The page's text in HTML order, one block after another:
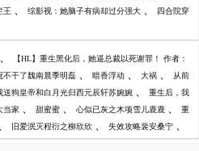
王 、 综影视：她脑子有病却过分强大 、 四合院穿
、 【HL】重生黑化后，她逼总裁以死谢罪！ 作者：
不干了魏南晨季明磊 、 暗香浮动 、 大祸 、 从前
送狗皇帝和白月光归西元辰轩苏婉婉 、 重生后，我
当家 、 甜蜜蜜 、 心似已灰之木项雪儿鹿鹿 、 重
旧爱泯灭程衍之柳欣欣 、 失效攻略裴安桑宁 、